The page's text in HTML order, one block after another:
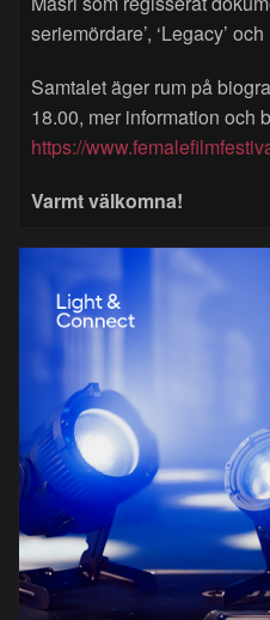
seriemördare’, ‘Legacy’
Samtalet äger rum på
18.00, mer information och
https://
Varmt välkomna!